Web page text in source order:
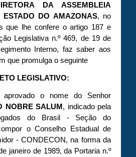
DA ASSEMBLEIA
ESTADO DO AMAZONAS, no
que lhe confere o artigo 187 e
Legislativa n.º 469, de 19 de
Interno, faz saber aos
que promulga o seguinte
LEGISLATIVO:
o nome do Senhor
NOBRE SALUM , indicado pela
do Brasil - Seção do
o Conselho Estadual de
- CONDECON, na forma da
janeiro de 1989, da Portaria n.º